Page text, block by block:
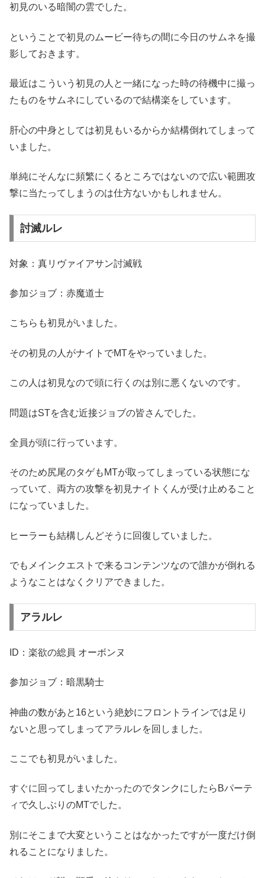
初見のいる暗闇の雲でした。
ということで初見のムービー待ちの間に今日のサムネを撮
影しておきます。
最近はこういう初見の人と一緒になった時の待機中に撮っ
たものをサムネにしているので結構楽をしています。
肝心の中身としては初見もいるからか結構倒れてしまって
いました。
単純にそんなに頻繁にくるところではないので広い範囲攻
撃に当たってしまうのは仕方ないかもしれません。
討滅ルレ
対象：真リヴァイアサン討滅戦
参加ジョブ：赤魔道士
こちらも初見がいました。
その初見の人がナイトでMTをやっていました。
この人は初見なので頭に行くのは別に悪くないのです。
問題はSTを含む近接ジョブの皆さんでした。
全員が頭に行っています。
そのため尻尾のタゲもMTが取ってしまっている状態にな
っていて、両方の攻撃を初見ナイトくんが受け止めること
になっていました。
ヒーラーも結構しんどそうに回復していました。
でもメインクエストで来るコンテンツなので誰かが倒れる
ようなことはなくクリアできました。
アラルレ
ID：楽欲の総員 オーボンヌ
参加ジョブ：暗黒騎士
神曲の数があと16という絶妙にフロントラインでは足り
ないと思ってしまってアラルレを回しました。
ここでも初見がいました。
すぐに回ってしまいたかったのでタンクにしたらBパーテ
ィで久しぶりのMTでした。
別にそこまで大変ということはなかったですが一度だけ倒
れることになりました。